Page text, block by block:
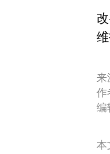
来
作
编
本